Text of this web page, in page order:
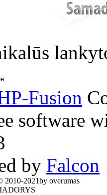
Fusion
software
by Falcon
2021by overumas